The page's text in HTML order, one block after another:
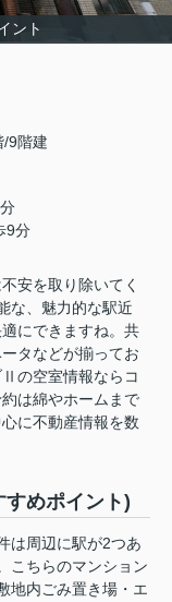
ント
/9階建
9分
安を取り除いてく
な、魅力的な駅近
にできますね。共
タなどが揃ってお
Ⅱの空室情報ならコ
は綿やホームまで
に不動産情報を数
めポイント)
は周辺に駅が2つあ
こちらのマンション
地内ごみ置き場・エ